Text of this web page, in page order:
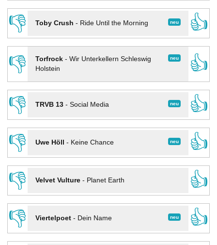
👎
neu
Toby Crush - Ride Until the Morning
👍
👎
neu
Torfrock- Wir Unterkellern Schleswig
Holstein
👍
👎
neu
TRVB 13- Social Media
👍
👎
neu
Uwe Höll - Keine Chance
👍
👎
Velvet Vulture- Planet Earth
👍
👎
neu
Viertelpoet- Dein Name
👍